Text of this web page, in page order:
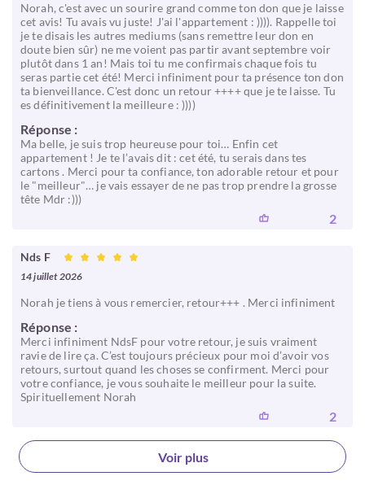
Norah, c'est avec un sourire grand comme ton don que je laisse
cet avis! Tu avais vu juste! J'ai l'appartement : )))). Rappelle toi
je te disais les autres mediums (sans remettre leur don en
doute bien sûr) ne me voient pas partir avant septembre voir
plutôt dans 1 an! Mais toi tu me confirmais chaque fois tu
seras partie cet été! Merci infiniment pour ta présence ton don
ta bienveillance. C'est donc un retour ++++ que je te laisse. Tu
es définitivement la meilleure : ))))
Réponse :
Ma belle, je suis trop heureuse pour toi… Enfin cet
appartement ! Je te l’avais dit : cet été, tu serais dans tes
cartons . Merci pour ta confiance, ton adorable retour et pour
le "meilleur"… je vais essayer de ne pas trop prendre la grosse
tête Mdr :)))
2
Nds F
14 juillet 2026
Norah je tiens à vous remercier, retour+++ . Merci infiniment
Réponse :
Merci infiniment NdsF pour votre retour, je suis vraiment
ravie de lire ça. C’est toujours précieux pour moi d’avoir vos
retours, surtout quand les choses se confirment. Merci pour
votre confiance, je vous souhaite le meilleur pour la suite.
Spirituellement Norah
2
Voir plus